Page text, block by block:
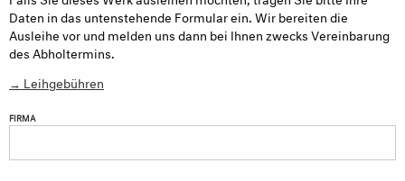
Daten in das untenstehende Formular ein. Wir bereiten die
Ausleihe vor und melden uns dann bei Ihnen zwecks Vereinbarung
des Abholtermins.
→ Leihgebühren
FIRMA